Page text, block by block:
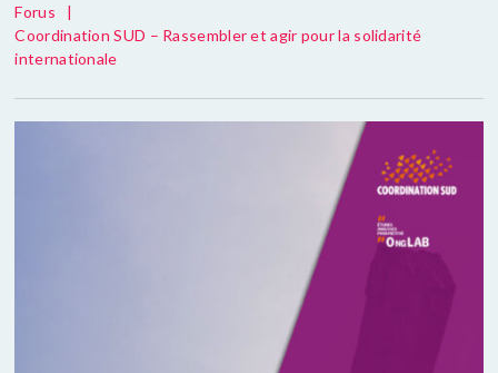
Forus
|
Coordination SUD – Rassembler et agir pour la solidarité
internationale